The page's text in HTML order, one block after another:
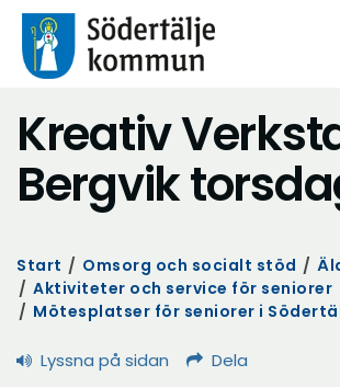
Kreativ
Bergvik
Start / Omsorg och socialt stöd /
/ Aktiviteter och service för seniorer
/ Mötesplatser för seniorer i
Lyssna på sidan Dela